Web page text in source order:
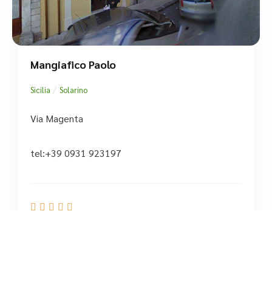
Mangiafico Paolo
Sicilia / Solarino
Via Magenta
tel:+39 0931 923197
    